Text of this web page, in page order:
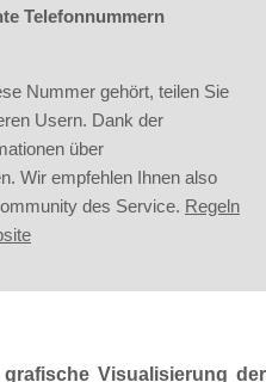
Telefonnummern
Nummer gehört, teilen Sie
Usern. Dank der
über
Wir empfehlen Ihnen also
des Service. Regeln
Visualisierung der